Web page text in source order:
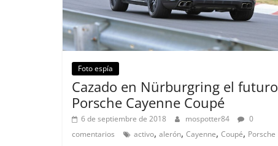
Foto espía
Cazado en Nürburgring el futuro
Porsche Cayenne Coupé
6 de septiembre de 2018 mospotter84
0
comentarios
activo, alerón, Cayenne, Coupé, Porsche